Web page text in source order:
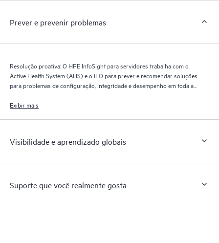
Prever e prevenir problemas
Resolução proativa: O HPE InfoSight para servidores trabalha com o
Active Health System (AHS) e o iLO para prever e recomendar soluções
para problemas de configuração, integridade e desempenho em toda a
Exibir mais
Visibilidade e aprendizado globais
Suporte que você realmente gosta